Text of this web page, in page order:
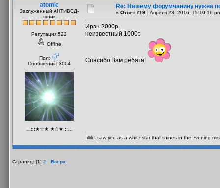
atomic
Заслуженный АНТИВСД-
шник
Репутация 522
Offline
Пол:
Сообщений: 3004
…:::★☆★ ★☆★:::…
Re: Нашему форумчанину нужна
« Ответ #19 : Апреля 23, 2016, 15:10:16
Ирэн 2000р.
неизвестный 1000р
Спасибо Вам ребята!
.ιllιlι.I saw you as a white star that shines in the evening
Страниц: [1] 2 Вверх